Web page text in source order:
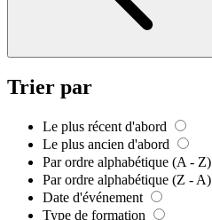
Trier par
Le plus récent d'abord
Le plus ancien d'abord
Par ordre alphabétique (A - Z)
Par ordre alphabétique (Z - A)
Date d'événement
Type de formation